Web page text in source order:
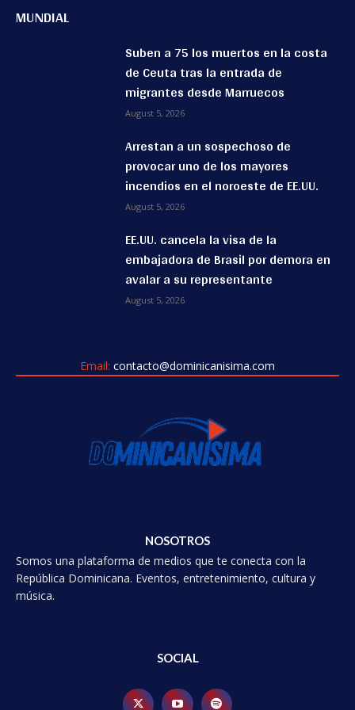
MUNDIAL
Suben a 75 los muertos en la costa
de Ceuta tras la entrada de
migrantes desde Marruecos
August 5, 2026
Arrestan a un sospechoso de
provocar uno de los mayores
incendios en el noroeste de EE.UU.
August 5, 2026
EE.UU. cancela la visa de la
embajadora de Brasil por demora en
avalar a su representante
August 5, 2026
Email: contacto@dominicanisima.com
NOSOTROS
Somos una plataforma de medios que te conecta con la
República Dominicana. Eventos, entretenimiento, cultura y
música.
SOCIAL